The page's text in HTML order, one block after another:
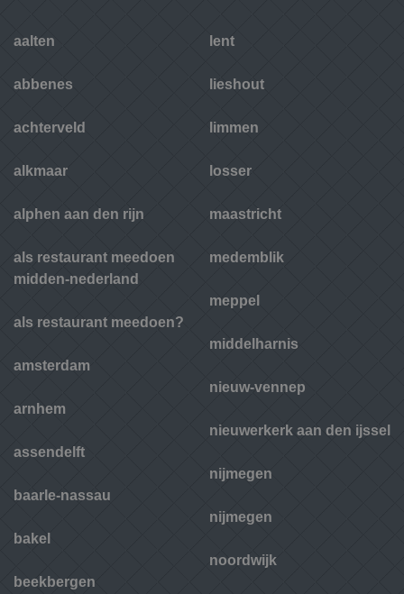
aalten
abbenes
achterveld
alkmaar
alphen aan den rijn
als restaurant meedoen
midden-nederland
als restaurant meedoen?
amsterdam
arnhem
assendelft
baarle-nassau
bakel
beekbergen
lent
lieshout
limmen
losser
maastricht
medemblik
meppel
middelharnis
nieuw-vennep
nieuwerkerk aan den ijssel
nijmegen
nijmegen
noordwijk